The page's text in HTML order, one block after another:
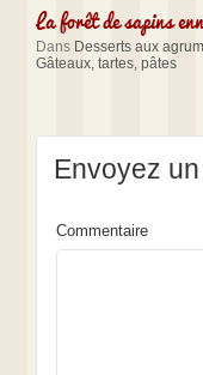
La forêt de sapins
Dans Desserts aux
Gâteaux, tartes, pâtes
Envoyez
Commentaire